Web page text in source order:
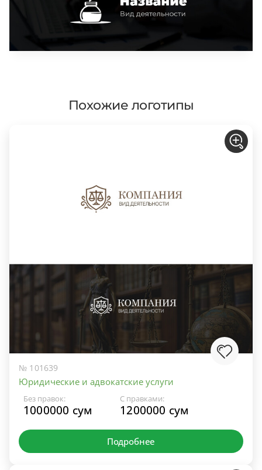
Похожие логотипы
№ 101639
Юридические и адвокатские услуги
Без правок:
1000000 сум
С правками:
1200000 сум
Подробнее